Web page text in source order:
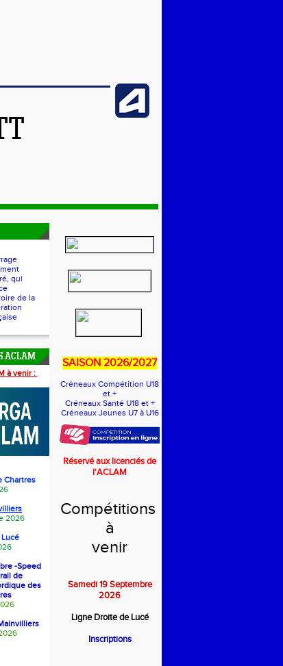
qui
de la
ACLAM
à venir :
Chartres
2026
é
-Speed
de
des
SAISON 2026/2027
Créneaux Compétition U18
et +
Créneaux Santé U18 et +
Créneaux Jeunes U7 à U16
Réservé aux licenciés de
l'ACLAM
Compétitions
à
venir
Samedi 19 Septembre
2026
Ligne Droite de Lucé
Inscriptions